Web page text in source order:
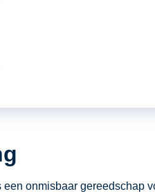
een onmisbaar gereedschap